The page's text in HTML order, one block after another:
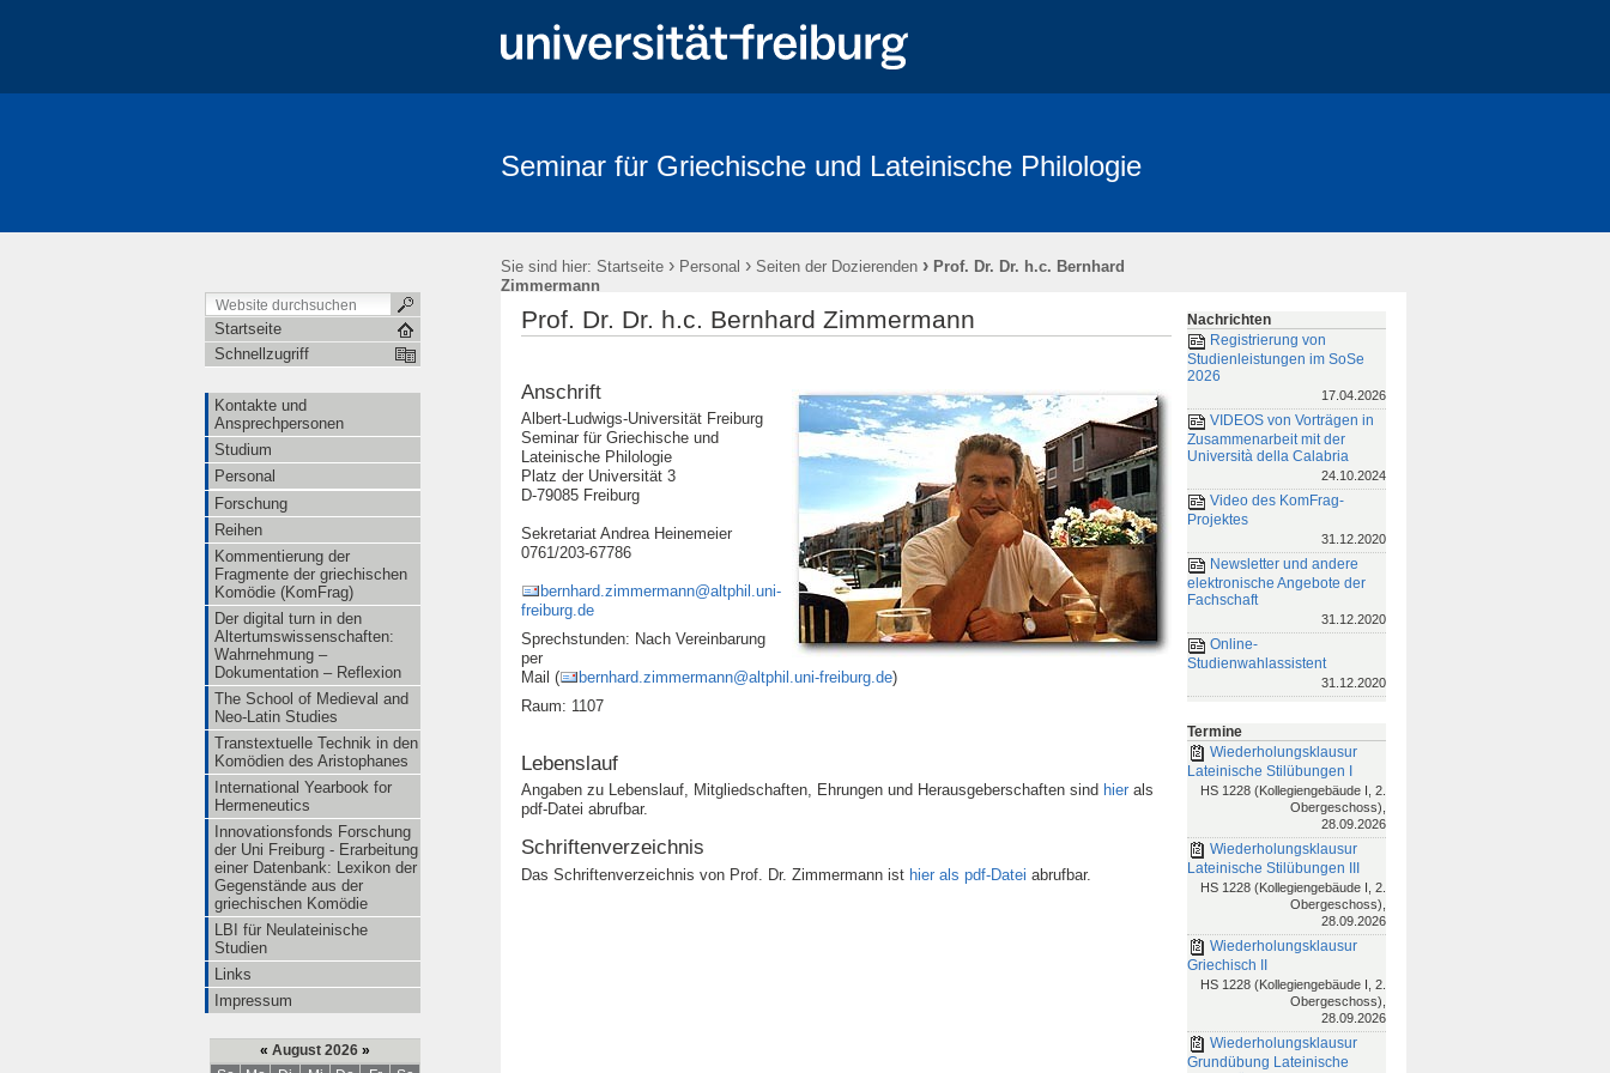
Seminar für Griechische und Lateinische Philologie
Sie sind hier: Startseite › Personal › Seiten der Dozierenden › Prof. Dr. Dr. h.c. Bernhard
Zimmermann
Startseite
Schnellzugriff
Kontakte und
Ansprechpersonen
Studium
Personal
Forschung
Reihen
Kommentierung der
Fragmente der griechischen
Komödie (KomFrag)
Der digital turn in den
Altertumswissenschaften:
Wahrnehmung –
Dokumentation – Reflexion
The School of Medieval and
Neo-Latin Studies
Transtextuelle Technik in den
Komödien des Aristophanes
International Yearbook for
Hermeneutics
Innovationsfonds Forschung
der Uni Freiburg - Erarbeitung
einer Datenbank: Lexikon der
Gegenstände aus der
griechischen Komödie
LBI für Neulateinische
Studien
Links
Impressum
« August 2026 »
Prof. Dr. Dr. h.c. Bernhard Zimmermann
Anschrift
Albert-Ludwigs-Universität Freiburg
Seminar für Griechische und
Lateinische Philologie
Platz der Universität 3
D-79085 Freiburg
Sekretariat Andrea Heinemeier
0761/203-67786
bernhard.zimmermann@altphil.uni-
freiburg.de
Sprechstunden: Nach Vereinbarung
per
Mail (
bernhard.zimmermann@altphil.uni-freiburg.de)
Raum: 1107
Lebenslauf
Angaben zu Lebenslauf, Mitgliedschaften, Ehrungen und Herausgeberschaften sind hier als
pdf-Datei abrufbar.
Schriftenverzeichnis
Das Schriftenverzeichnis von Prof. Dr. Zimmermann ist hier als pdf-Datei abrufbar.
Nachrichten
Registrierung von
Studienleistungen im SoSe
2026
17.04.2026
VIDEOS von Vorträgen in
Zusammenarbeit mit der
Università della Calabria
24.10.2024
Video des KomFrag-
Projektes
31.12.2020
Newsletter und andere
elektronische Angebote der
Fachschaft
31.12.2020
Online-
Studienwahlassistent
31.12.2020
Termine
Wiederholungsklausur
Lateinische Stilübungen I
HS 1228 (Kollegiengebäude I, 2.
Obergeschoss),
28.09.2026
Wiederholungsklausur
Lateinische Stilübungen III
HS 1228 (Kollegiengebäude I, 2.
Obergeschoss),
28.09.2026
Wiederholungsklausur
Griechisch II
HS 1228 (Kollegiengebäude I, 2.
Obergeschoss),
28.09.2026
Wiederholungsklausur
Grundübung Lateinische